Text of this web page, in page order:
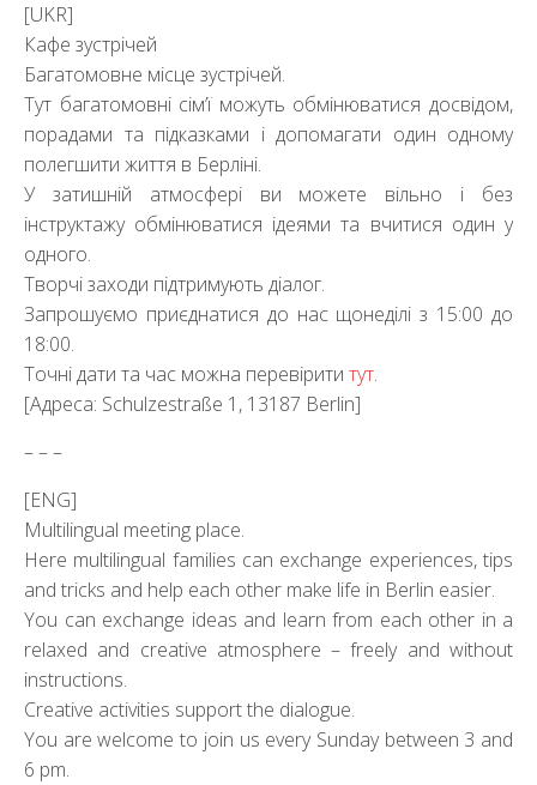
[UKR]
Кафе зустрічей
Багатомовне місце зустрічей.
Тут багатомовні сім’ї можуть обмінюватися досвідом,
порадами та підказками і допомагати один одному
полегшити життя в Берліні.
У затишній атмосфері ви можете вільно і без
інструктажу обмінюватися ідеями та вчитися один у
одного.
Творчі заходи підтримують діалог.
Запрошуємо приєднатися до нас щонеділі з 15:00 до
18:00.
Точні дати та час можна перевірити тут.
[Адреса: Schulzestraße 1, 13187 Berlin]
– – –
[ENG]
Multilingual meeting place.
Here multilingual families can exchange experiences, tips
and tricks and help each other make life in Berlin easier.
You can exchange ideas and learn from each other in a
relaxed and creative atmosphere – freely and without
instructions.
Creative activities support the dialogue.
You are welcome to join us every Sunday between 3 and
6 pm.